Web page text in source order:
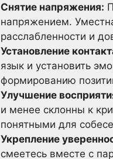
Снятие напряжения:
напряжением.
расслабленности и
Установление
язык и установить
формированию
Улучшение
и менее склонны к
понятными для
Укрепление
смеетесь вместе с